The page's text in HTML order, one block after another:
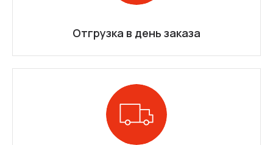
Отгрузка в день заказа